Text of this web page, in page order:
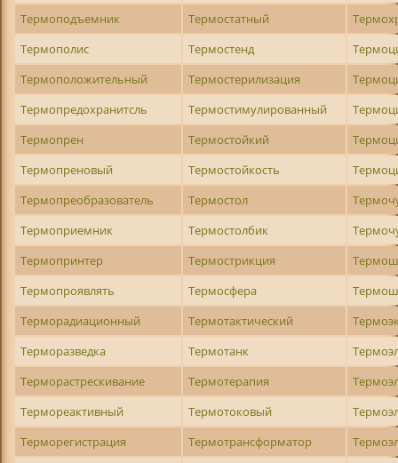
Термоподъемник
Термостатный
Термополис
Термостенд
Термоположительный
Термостерилизация
Термопредохранитсль
Термостимулированный
Термопрен
Термостойкий
Термопреновый
Термостойкость
Термопреобразователь
Термостол
Термоприемник
Термостолбик
Термопринтер
Термострикция
Термопроявлять
Термосфера
Терморадиационный
Термотактический
Терморазведка
Термотанк
Терморастрескивание
Термотерапия
Термореактивный
Термотоковый
Терморегистрация
Термотрансформатор